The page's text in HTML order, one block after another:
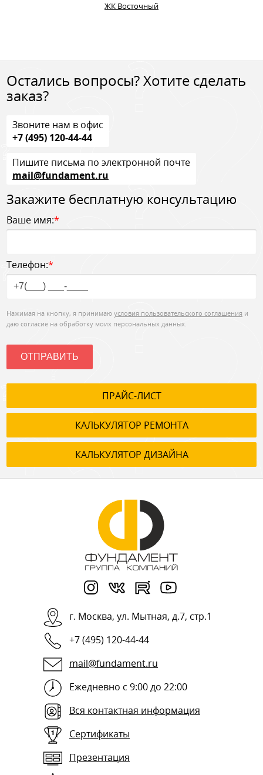
ЖК Восточный
Остались вопросы? Хотите сделать
заказ?
Звоните нам в офис
+7 (495) 120-44-44
Пишите письма по электронной почте
mail@fundament.ru
Закажите бесплатную консультацию
Ваше имя:*
Телефон:*
Нажимая на кнопку, я принимаю условия пользовательского соглашения и
даю согласие на обработку моих персональных данных.
ОТПРАВИТЬ
ПРАЙС-ЛИСТ
КАЛЬКУЛЯТОР РЕМОНТА
КАЛЬКУЛЯТОР ДИЗАЙНА
г. Москва, ул. Мытная, д.7, стр.1
+7 (495) 120-44-44
mail@fundament.ru
Ежедневно с 9:00 до 22:00
Вся контактная информация
Сертификаты
Презентация